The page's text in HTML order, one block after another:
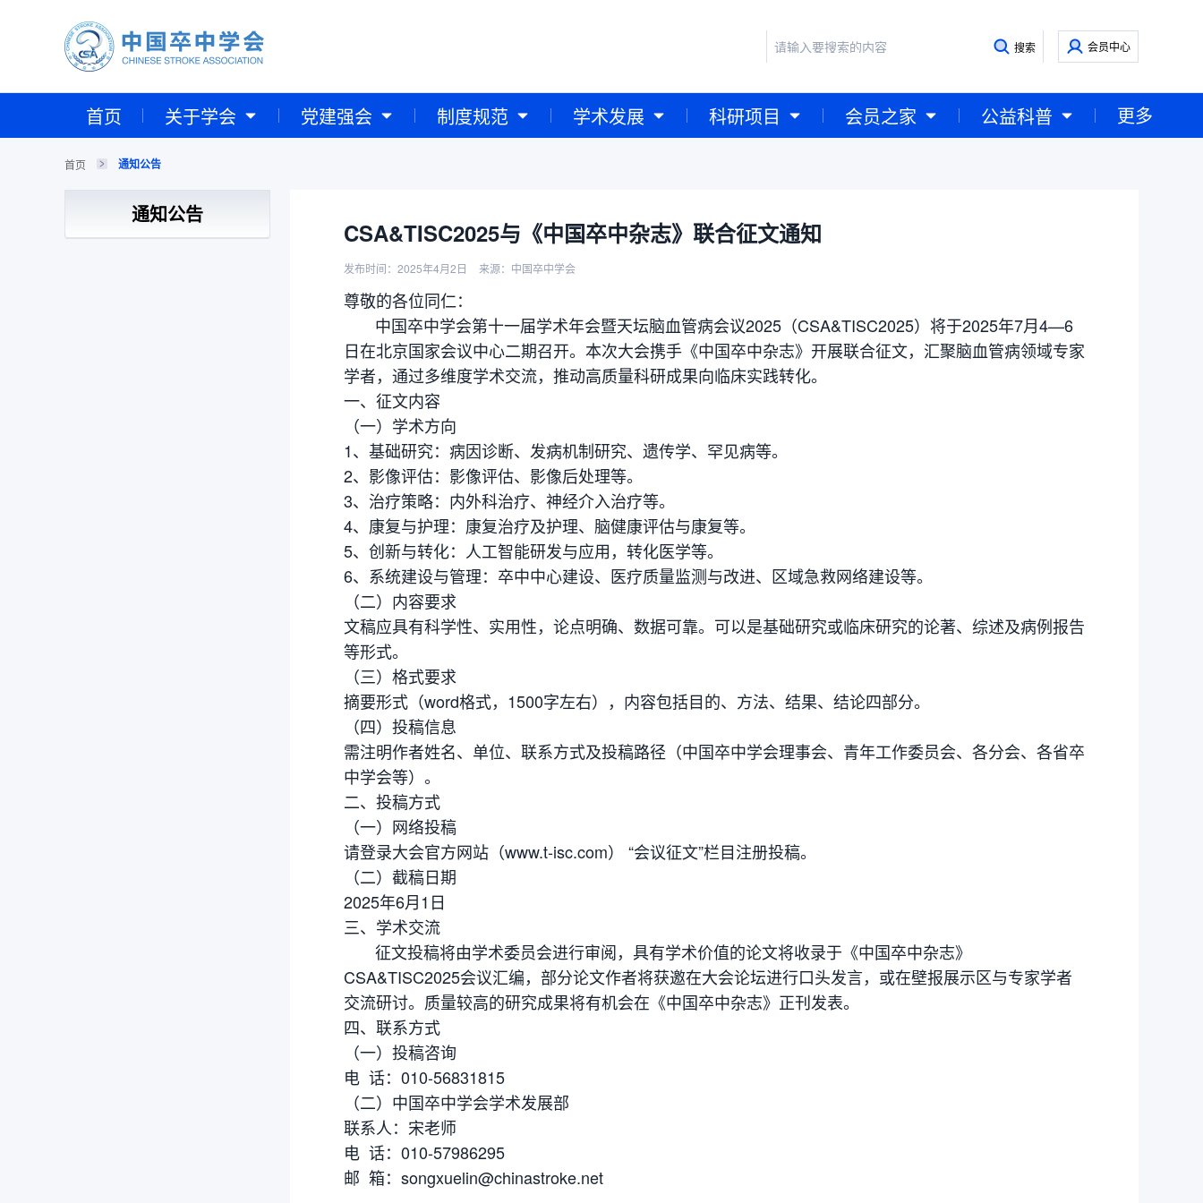
搜索 会员中心
首页 关于学会 党建强会 制度规范 学术发展 科研项目 会员之家 公益科普 更多
首页 通知公告
通知公告
CSA&TISC2025与《中国卒中杂志》联合征文通知
发布时间：2025年4月2日 来源：中国卒中学会
尊敬的各位同仁：
中国卒中学会第十一届学术年会暨天坛脑血管病会议2025（CSA&TISC2025）将于2025年7月4—6
日在北京国家会议中心二期召开。本次大会携手《中国卒中杂志》开展联合征文，汇聚脑血管病领域专家
学者，通过多维度学术交流，推动高质量科研成果向临床实践转化。
一、征文内容
（一）学术方向
1、基础研究：病因诊断、发病机制研究、遗传学、罕见病等。
2、影像评估：影像评估、影像后处理等。
3、治疗策略：内外科治疗、神经介入治疗等。
4、康复与护理：康复治疗及护理、脑健康评估与康复等。
5、创新与转化：人工智能研发与应用，转化医学等。
6、系统建设与管理：卒中中心建设、医疗质量监测与改进、区域急救网络建设等。
（二）内容要求
文稿应具有科学性、实用性，论点明确、数据可靠。可以是基础研究或临床研究的论著、综述及病例报告
等形式。
（三）格式要求
摘要形式（word格式，1500字左右），内容包括目的、方法、结果、结论四部分。
（四）投稿信息
需注明作者姓名、单位、联系方式及投稿路径（中国卒中学会理事会、青年工作委员会、各分会、各省卒
中学会等）。
二、投稿方式
（一）网络投稿
请登录大会官方网站（www.t-isc.com） “会议征文”栏目注册投稿。
（二）截稿日期
2025年6月1日
三、学术交流
征文投稿将由学术委员会进行审阅，具有学术价值的论文将收录于《中国卒中杂志》
CSA&TISC2025会议汇编，部分论文作者将获邀在大会论坛进行口头发言，或在壁报展示区与专家学者
交流研讨。质量较高的研究成果将有机会在《中国卒中杂志》正刊发表。
四、联系方式
（一）投稿咨询
电 话：010-56831815
（二）中国卒中学会学术发展部
联系人：宋老师
电 话：010-57986295
邮 箱：songxuelin@chinastroke.net